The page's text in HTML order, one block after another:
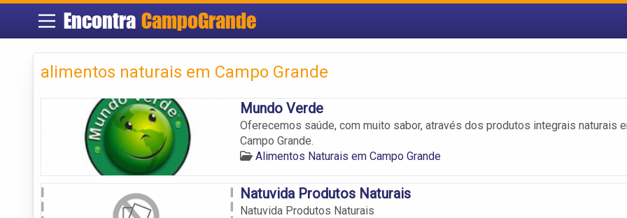
Encontra CampoGrande
alimentos naturais em Campo Grande
Mundo Verde
Oferecemos saúde, com muito sabor, através dos produtos integrais naturais
Campo Grande.
Alimentos Naturais em Campo Grande
Natuvida Produtos Naturais
Natuvida Produtos Naturais